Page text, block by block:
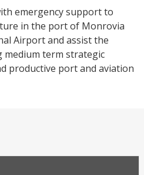
emergency support to
in the port of Monrovia
Airport and assist the
medium term strategic
productive port and aviation